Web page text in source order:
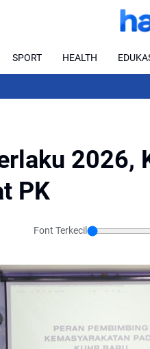
SPORT HEALTH
2026,
PK
Font Terkecil